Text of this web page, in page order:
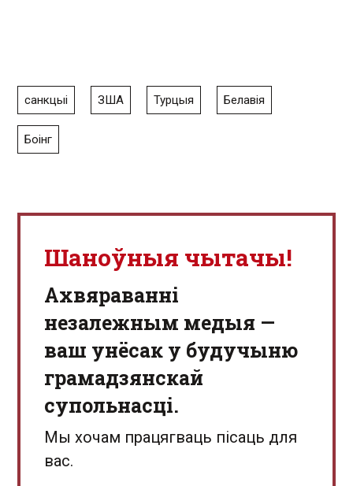
санкцыі ЗША Турцыя Белавія
Боінг
Шаноўныя чытачы!
Aхвяраванні
незалежным медыя —
ваш унёсак у будучыню
грамадзянскай
супольнасці.
Мы хочам працягваць пісаць для
вас.